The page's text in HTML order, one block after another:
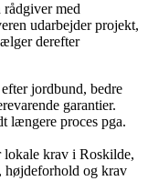
med
udarbejder projekt,
derefter
jordbund, bedre
garantier.
længere proces pga.
lokale krav i Roskilde,
højdeforhold og krav